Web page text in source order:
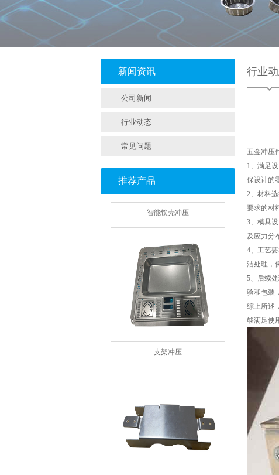
新闻资讯
公司新闻
行业动态
常见问题
推荐产品
智能锁壳冲压
支架冲压
行业
五金冲压
1、满足
保设计的
2、材料
要求的材
3、模具
及应力分
4、工艺
洁处理，
5、后续
验和包装
综上所述
够满足使